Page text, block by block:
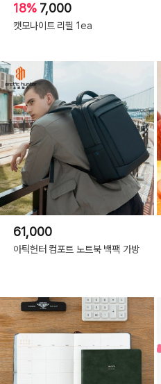
18% 7,000
캣모나이트 리필 1ea
61,000
아틱헌터 컴포트 노트북 백팩 가방